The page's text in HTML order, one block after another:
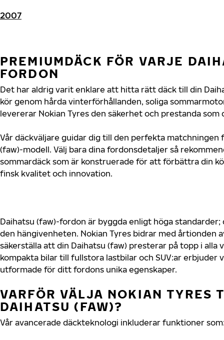
2007
PREMIUMDÄCK FÖR VARJE
FORDON
Det har aldrig varit enklare att hitta rätt däck till din
kör genom hårda vinterförhållanden, soliga
levererar Nokian Tyres den säkerhet och prestanda som
Vår däckväljare guidar dig till den perfekta matchningen
(faw)-modell. Välj bara dina fordonsdetaljer så
sommardäck som är konstruerade för att förbättra din
finsk kvalitet och innovation.
Daihatsu (faw)-fordon är byggda enligt höga standarder;
den hängivenheten. Nokian Tyres bidrar med årtionden
säkerställa att din Daihatsu (faw) presterar på topp i alla
kompakta bilar till fullstora lastbilar och SUV:ar erbjuder
utformade för ditt fordons unika egenskaper.
VARFÖR VÄLJA NOKIAN TYRES
DAIHATSU (FAW)?
Vår avancerade däckteknologi inkluderar funktioner